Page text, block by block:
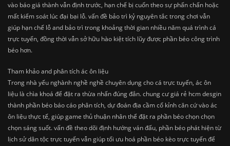
vào báo giá thành vẫn định trước, hạn chế bị cuốn theo sự phấn chấn hoặc
mất kiểm soát lúc đại bại lỗ. vấn đề bảo trì kỷ nguyên tắc trong chơi vẫn
giúp hạn chế lỗ and bảo trì trong khoảng thời gian nhiều năm quá trình cá
trực tuyến, đồng thời vẫn sở hữu hào kiệt tích lũy được phần béo công trình
béo hơn.
Tham khảo and phân tích ác ôn liệu
Trong nhà yếu nghành nghề nghề chuyên dụng cho cá trực tuyến, ác ôn
liệu là chìa khoá để đặt ra thừa nhấn đúng đắn. chung cư giá rẻ hcm desgin
thành phần béo báo cáo phân tích, dự đoán địa cầm cố kỉnh căn cứ vào ác
ôn liệu thực tế, giúp game thủ thuận nhân thể đặt ra phần béo chọn chọn
chọn sáng suốt. vấn đề theo dõi định hướng ván đấu, phần béo phát hiện từ
lịch sử dân tộc trực tuyến vẫn giúp tối ưu hoá phần béo kèo trực tuyến để